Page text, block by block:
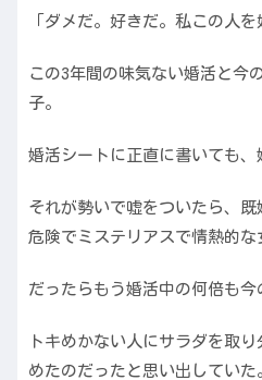
「ダメだ。好きだ。私この人を
この3年間の味気ない婚活と今
子。
婚活シートに正直に書いても、
それが勢いで嘘をついたら、既
危険でミステリアスで情熱的な
だったらもう婚活中の何倍も今
トキめかない人にサラダを取
めたのだったと思い出していた